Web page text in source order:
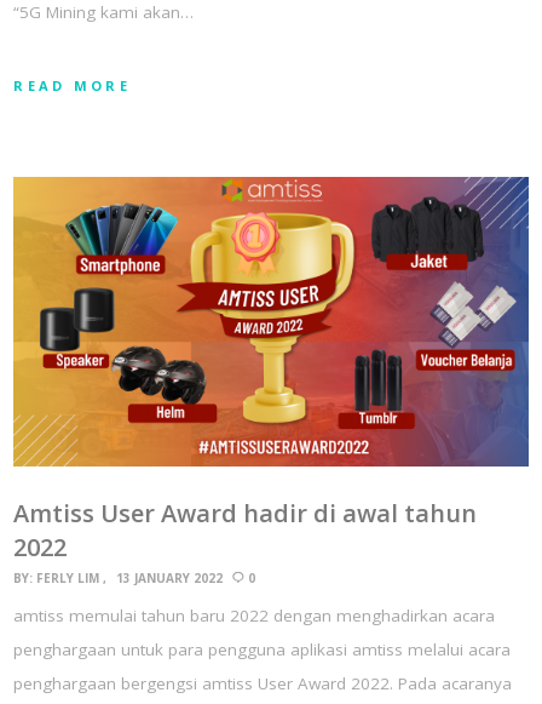
“5G Mining kami akan…
READ MORE
Amtiss User Award hadir di awal tahun
2022
BY: FERLY LIM 13 JANUARY 2022 0
amtiss memulai tahun baru 2022 dengan menghadirkan acara
penghargaan untuk para pengguna aplikasi amtiss melalui acara
penghargaan bergengsi amtiss User Award 2022. Pada acaranya